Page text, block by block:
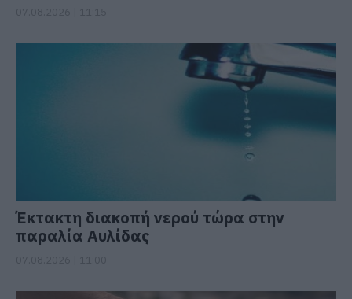
Έκτακτη διακοπή νερού τώρα στην
παραλία Αυλίδας